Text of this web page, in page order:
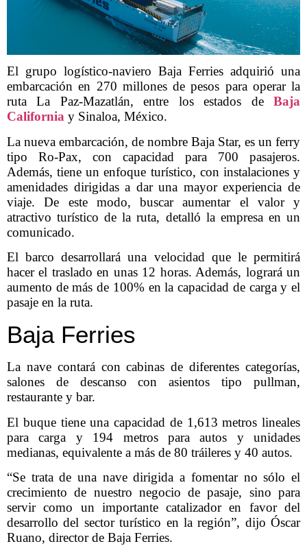
El grupo logístico-naviero Baja Ferries adquirió una
embarcación en 270 millones de pesos para operar la
ruta La Paz-Mazatlán, entre los estados de Baja
California y Sinaloa, México.
La nueva embarcación, de nombre Baja Star, es un ferry
tipo Ro-Pax, con capacidad para 700 pasajeros.
Además, tiene un enfoque turístico, con instalaciones y
amenidades dirigidas a dar una mayor experiencia de
viaje. De este modo, buscar aumentar el valor y
atractivo turístico de la ruta, detalló la empresa en un
comunicado.
El barco desarrollará una velocidad que le permitirá
hacer el traslado en unas 12 horas. Además, logrará un
aumento de más de 100% en la capacidad de carga y el
pasaje en la ruta.
Baja Ferries
La nave contará con cabinas de diferentes categorías,
salones de descanso con asientos tipo pullman,
restaurante y bar.
El buque tiene una capacidad de 1,613 metros lineales
para carga y 194 metros para autos y unidades
medianas, equivalente a más de 80 tráileres y 40 autos.
“Se trata de una nave dirigida a fomentar no sólo el
crecimiento de nuestro negocio de pasaje, sino para
servir como un importante catalizador en favor del
desarrollo del sector turístico en la región”, dijo Óscar
Ruano, director de Baja Ferries.